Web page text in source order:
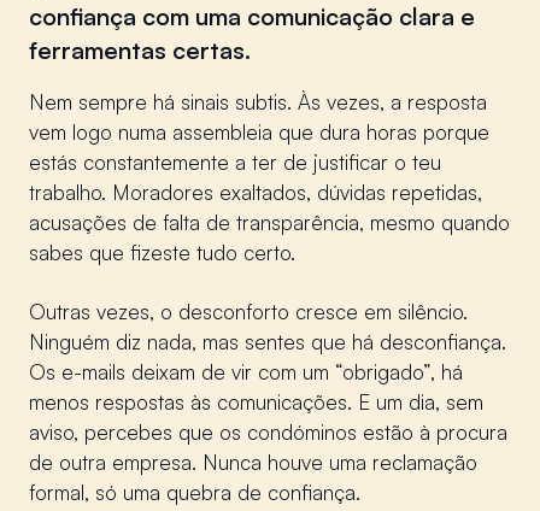
confiança com uma comunicação clara e
ferramentas certas.
Nem sempre há sinais subtis. Às vezes, a resposta
vem logo numa assembleia que dura horas porque
estás constantemente a ter de justificar o teu
trabalho. Moradores exaltados, dúvidas repetidas,
acusações de falta de transparência, mesmo quando
sabes que fizeste tudo certo.
Outras vezes, o desconforto cresce em silêncio.
Ninguém diz nada, mas sentes que há desconfiança.
Os e-mails deixam de vir com um “obrigado”, há
menos respostas às comunicações. E um dia, sem
aviso, percebes que os condóminos estão à procura
de outra empresa. Nunca houve uma reclamação
formal, só uma quebra de confiança.